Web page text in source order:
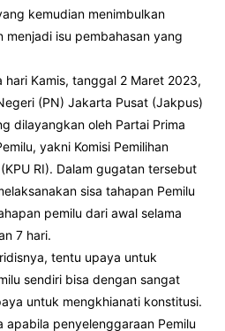
kemudian menimbulkan
isu pembahasan yang
hari Kamis, tanggal 2 Maret 2023,
(PN) Jakarta Pusat (Jakpus)
dilayangkan oleh Partai Prima
yakni Komisi Pemilihan
RI). Dalam gugatan tersebut
sisa tahapan Pemilu
pemilu dari awal selama
7 hari.
tentu upaya untuk
sendiri bisa dengan sangat
untuk mengkhianati konstitusi.
apabila penyelenggaraan Pemilu